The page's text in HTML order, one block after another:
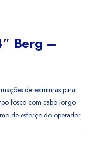
Berg –
de estruturas para
fosco com cabo longo
de esforço do operador.